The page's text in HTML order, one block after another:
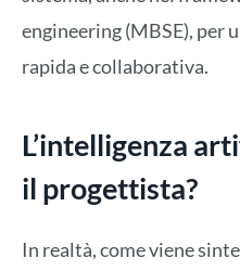
engineering (MBSE), per
rapida e collaborativa.
L’intelligenza
il progettista?
In realtà, come viene